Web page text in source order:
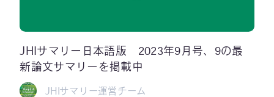
JHIサマリー日本語版 2023年9月号、9の最
新論文サマリーを掲載中
JHIサマリー運営チーム